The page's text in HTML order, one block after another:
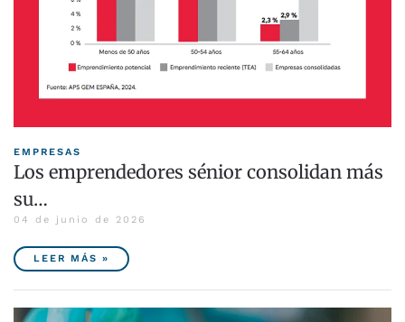
EMPRESAS
Los emprendedores sénior consolidan más
su…
04 de junio de 2026
LEER MÁS »